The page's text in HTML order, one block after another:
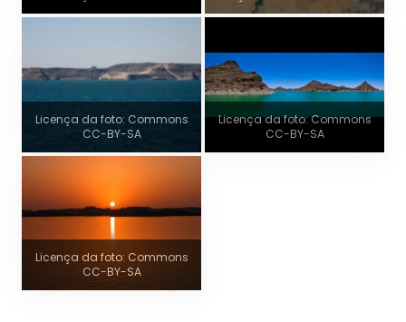
Licença da foto: Commons
CC-BY-SA
Licença da foto: Commons
CC-BY-SA
Licença da foto: Commons
CC-BY-SA